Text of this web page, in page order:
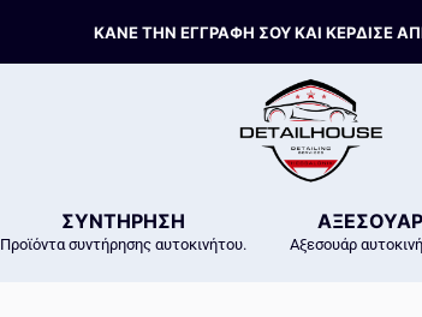
ΣΥΝΤΗΡΗΣΗ
Προϊόντα συντήρησης αυτοκινήτου.
ΑΞΕΣΟΥΑΡ
Αξεσουάρ